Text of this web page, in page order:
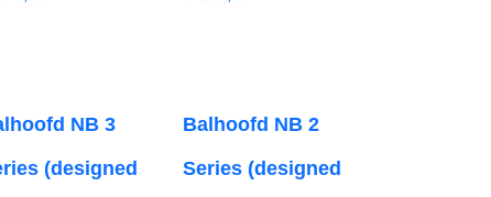
NB 3
(designed
Balhoofd NB 2
Series (designed